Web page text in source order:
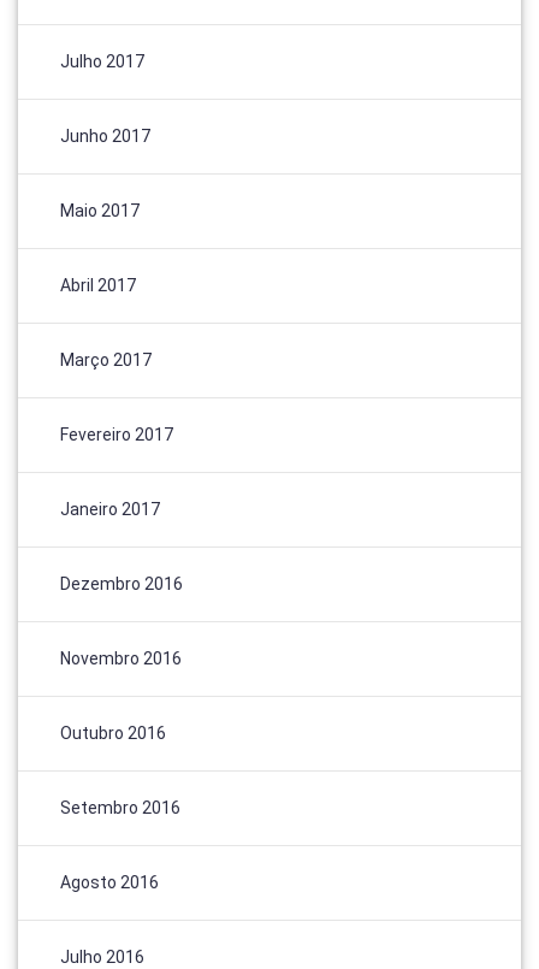
Julho 2017
Junho 2017
Maio 2017
Abril 2017
Março 2017
Fevereiro 2017
Janeiro 2017
Dezembro 2016
Novembro 2016
Outubro 2016
Setembro 2016
Agosto 2016
Julho 2016